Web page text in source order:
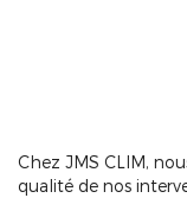
Chez JMS CLIM,
qualité de nos